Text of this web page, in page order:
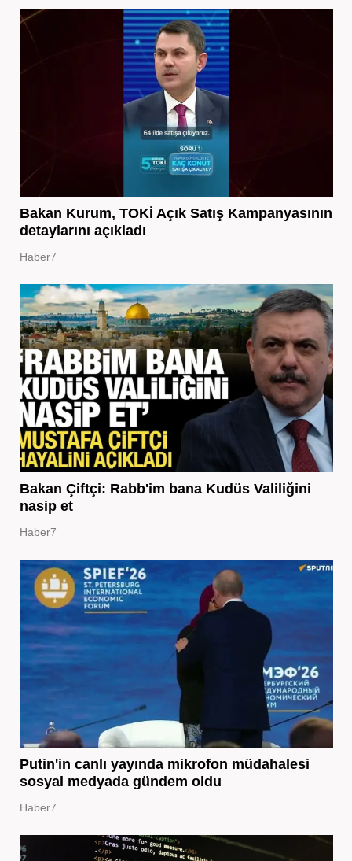
Bakan Kurum, TOKİ Açık Satış Kampanyasının
detaylarını açıkladı
Haber7
Bakan Çiftçi: Rabb'im bana Kudüs Valiliğini
nasip et
Haber7
Putin'in canlı yayında mikrofon müdahalesi
sosyal medyada gündem oldu
Haber7